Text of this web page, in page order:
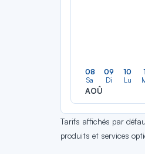
08
Sa
AOÛ
09
Di
10
Lu
Tarifs affichés par
produits et services